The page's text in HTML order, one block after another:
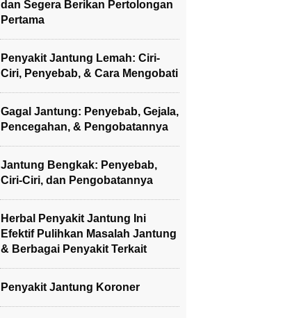
dan Segera Berikan Pertolongan
Pertama
Penyakit Jantung Lemah: Ciri-
Ciri, Penyebab, & Cara Mengobati
Gagal Jantung: Penyebab, Gejala,
Pencegahan, & Pengobatannya
Jantung Bengkak: Penyebab,
Ciri-Ciri, dan Pengobatannya
Herbal Penyakit Jantung Ini
Efektif Pulihkan Masalah Jantung
& Berbagai Penyakit Terkait
Penyakit Jantung Koroner